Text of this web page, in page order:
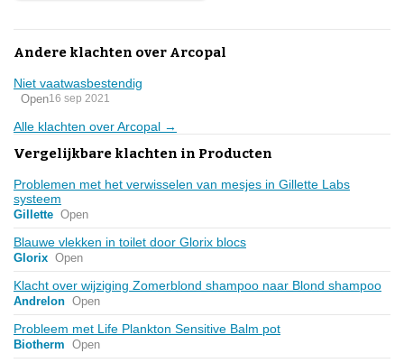
Andere klachten over Arcopal
Niet vaatwasbestendig
Open16 sep 2021
Alle klachten over Arcopal →
Vergelijkbare klachten in Producten
Problemen met het verwisselen van mesjes in Gillette Labs
systeem
Gillette Open
Blauwe vlekken in toilet door Glorix blocs
Glorix Open
Klacht over wijziging Zomerblond shampoo naar Blond shampoo
Andrelon Open
Probleem met Life Plankton Sensitive Balm pot
Biotherm Open